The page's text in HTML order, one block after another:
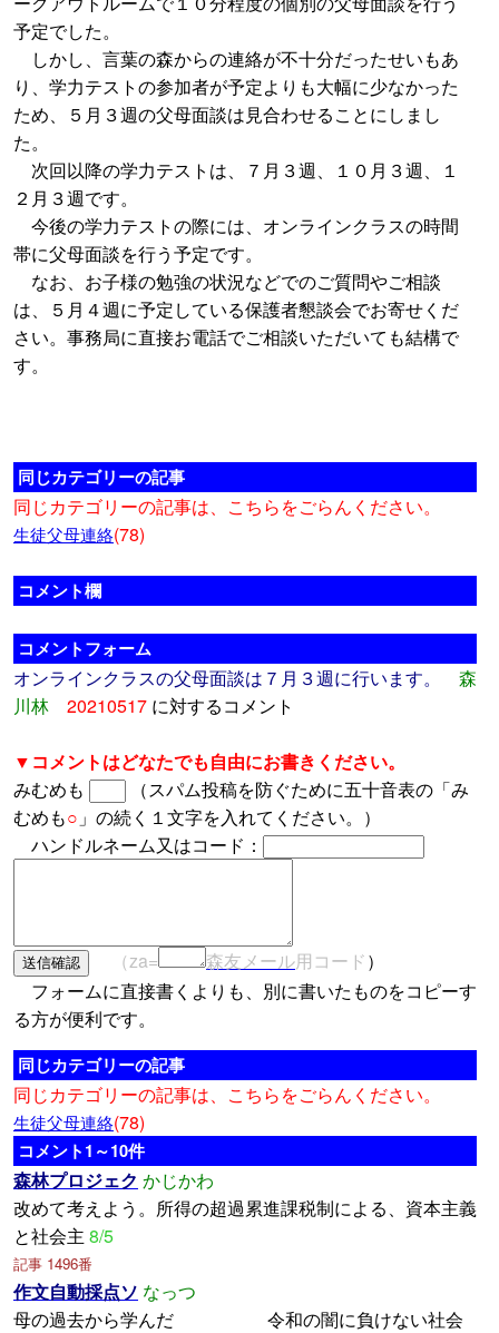
予定でした。
しかし、言葉の森からの連絡が不十分だったせいもあ
り、学力テストの参加者が予定よりも大幅に少なかった
ため、５月３週の父母面談は見合わせることにしまし
た。
次回以降の学力テストは、７月３週、１０月３週、１
２月３週です。
今後の学力テストの際には、オンラインクラスの時間
帯に父母面談を行う予定です。
なお、お子様の勉強の状況などでのご質問やご相談
は、５月４週に予定している保護者懇談会でお寄せくだ
さい。事務局に直接お電話でご相談いただいても結構で
す。
同じカテゴリーの記事
同じカテゴリーの記事は、こちらをごらんください。
生徒父母連絡(78)
コメント欄
コメントフォーム
オンラインクラスの父母面談は７月３週に行います。
森
川林
20210517 に対するコメント
▼コメントはどなたでも自由にお書きください。
みむめも
（スパム投稿を防ぐために五十音表の「み
むめも○ 」の続く１文字を入れてください。）
ハンドルネーム又はコード：
（za= 森友メール用コード）
フォームに直接書くよりも、別に書いたものをコピーす
る方が便利です。
同じカテゴリーの記事
同じカテゴリーの記事は、こちらをごらんください。
生徒父母連絡(78)
コメント1～10件
森林プロジェク かじかわ
改めて考えよう。所得の超過累進課税制による、資本主義
と社会主 8/5
記事 1496番
作文自動採点ソ なっつ
母の過去から学んだ 令和の闇に負けない社会